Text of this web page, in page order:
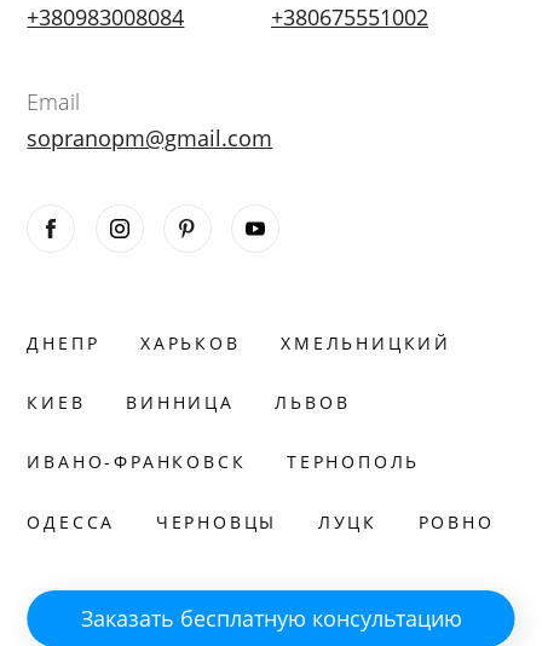
Заказать бесплатную консультацию
+380983008084
+380675551002
Email
sopranopm@gmail.com
ДНЕПР ХАРЬКОВ ХМЕЛЬНИЦКИЙ
КИЕВ ВИННИЦА ЛЬВОВ
ИВАНО-ФРАНКОВСК ТЕРНОПОЛЬ
ОДЕССА ЧЕРНОВЦЫ ЛУЦК РОВНО